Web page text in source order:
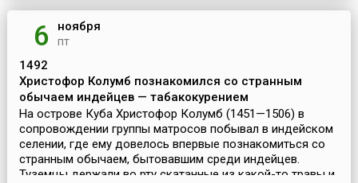
6 ноября
пт
1492
Христофор Колумб познакомился со странным
обычаем индейцев — табакокурением
На острове Куба Христофор Колумб (1451—1506) в
сопровождении группы матросов побывал в индейском
селении, где ему довелось впервые познакомиться со
странным обычаем, бытовавшим среди индейцев.
Туземцы держали во рту скатанные из какой-то травы и